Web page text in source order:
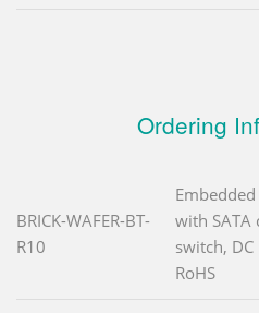
Ordering
BRICK-WAFER-BT-
R10
Embedded
with SATA
switch,
RoHS